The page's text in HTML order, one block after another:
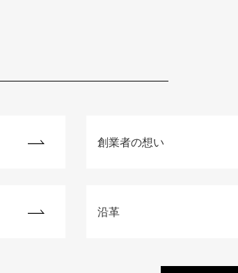
創業者の想い
沿革